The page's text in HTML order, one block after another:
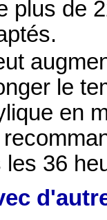
plus de
le
en
36